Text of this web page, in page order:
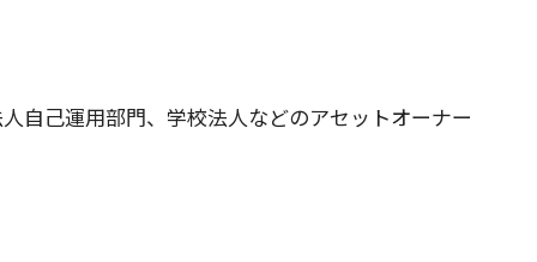
自己運用部門、学校法人などのアセットオーナー